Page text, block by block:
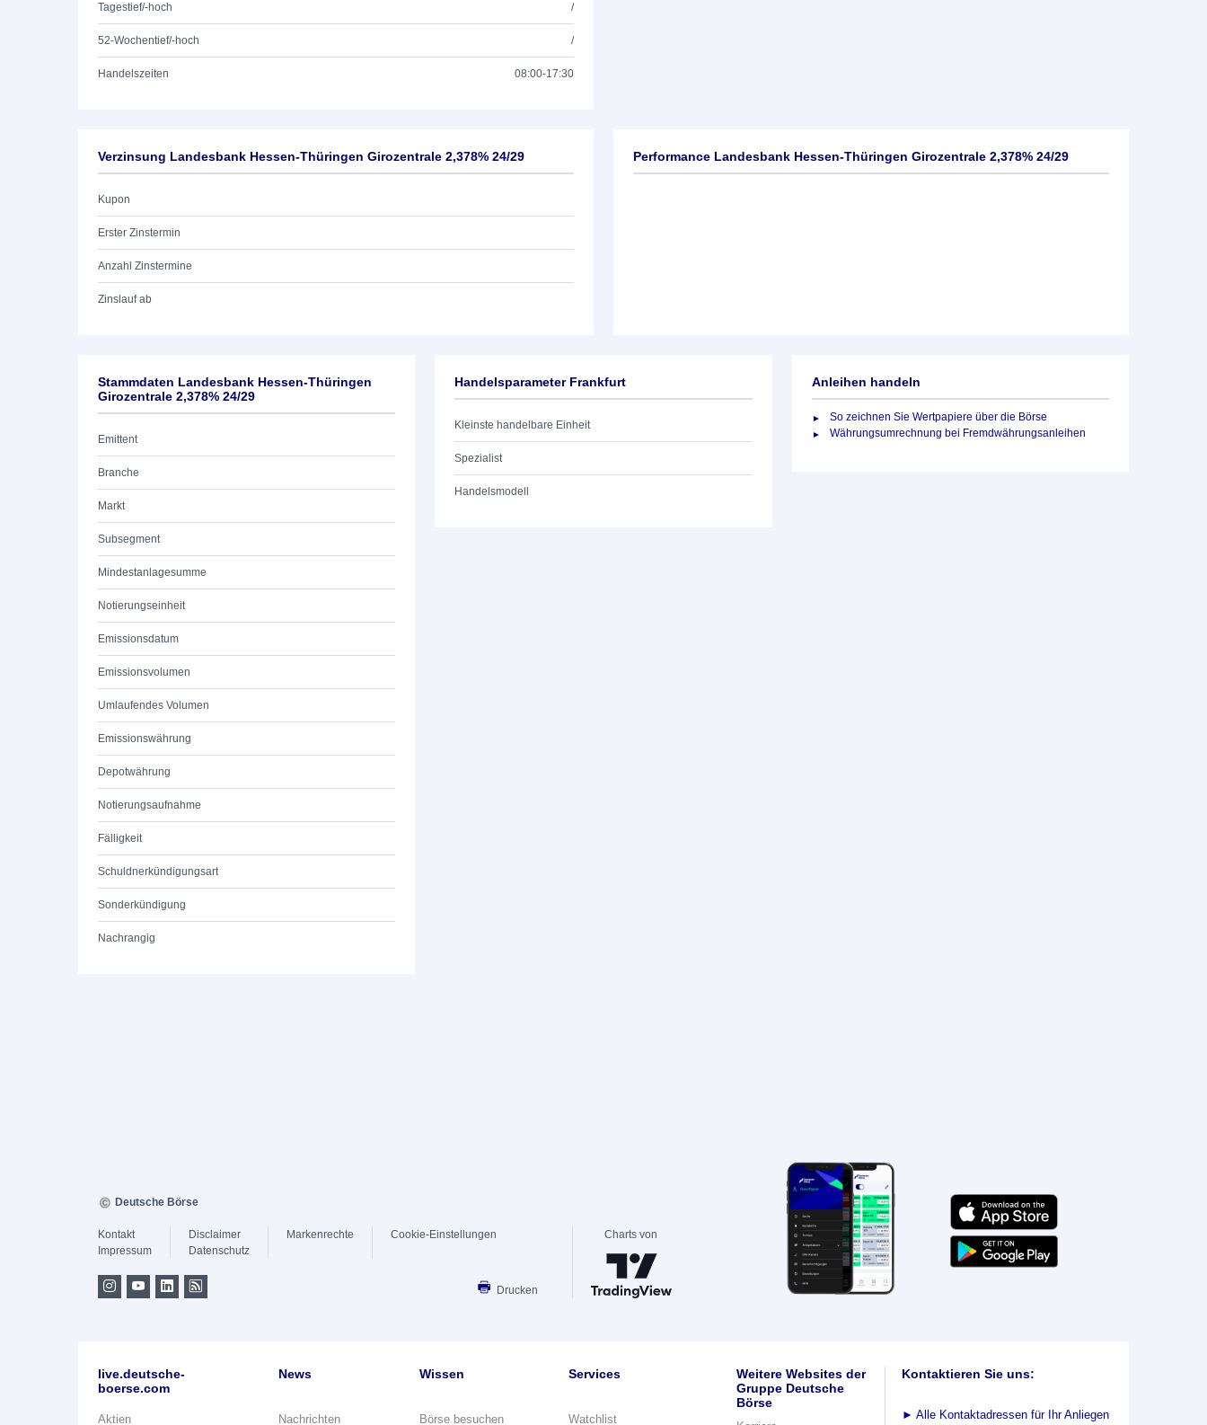
Tagestief/-hoch /
52-Wochentief/-hoch /
Handelszeiten 08:00-17:30
Verzinsung Landesbank Hessen-Thüringen Girozentrale 2,378% 24/29
Kupon
Erster Zinstermin
Anzahl Zinstermine
Zinslauf ab
Performance Landesbank Hessen-Thüringen Girozentrale 2,378% 24/29
Stammdaten Landesbank Hessen-Thüringen
Girozentrale 2,378% 24/29
Emittent
Branche
Markt
Subsegment
Mindestanlagesumme
Notierungseinheit
Emissionsdatum
Emissionsvolumen
Umlaufendes Volumen
Emissionswährung
Depotwährung
Notierungsaufnahme
Fälligkeit
Schuldnerkündigungsart
Sonderkündigung
Nachrangig
Handelsparameter Frankfurt
Kleinste handelbare Einheit
Spezialist
Handelsmodell
Anleihen handeln
So zeichnen Sie Wertpapiere über die Börse
Währungsumrechnung bei Fremdwährungsanleihen
Deutsche Börse
Kontakt
Impressum
Disclaimer
Datenschutz
Markenrechte Cookie-Einstellungen
Drucken
Charts von
live.deutsche-
boerse.com
Aktien
News
Nachrichten
Wissen
Börse besuchen
Services
Watchlist
Weitere Websites der
Gruppe Deutsche
Börse
Kontaktieren Sie uns:
► Alle Kontaktadressen für Ihr Anliegen